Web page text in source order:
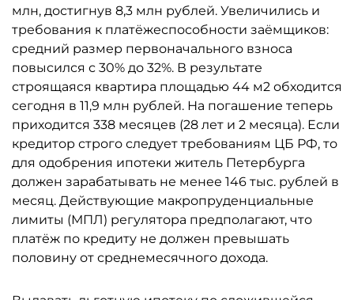
млн, достигнув 8,3 млн рублей. Увеличились и
требования к платёжеспособности заёмщиков:
средний размер первоначального взноса
повысился с 30% до 32%. В результате
строящаяся квартира площадью 44 м2 обходится
сегодня в 11,9 млн рублей. На погашение теперь
приходится 338 месяцев (28 лет и 2 месяца). Если
кредитор строго следует требованиям ЦБ РФ, то
для одобрения ипотеки житель Петербурга
должен зарабатывать не менее 146 тыс. рублей в
месяц. Действующие макропруденциальные
лимиты (МПЛ) регулятора предполагают, что
платёж по кредиту не должен превышать
половину от среднемесячного дохода.